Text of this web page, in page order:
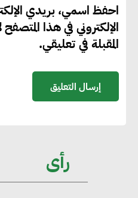
احفظ اسمي، بريدي
الإلكتروني في هذا المتصفح
المقبلة في تعليقي.
رأى
من الطاقة
أكسيد الكربون
2035